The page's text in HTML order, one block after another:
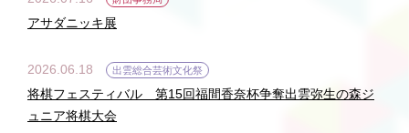
アサダニッキ展
2026.06.18 出雲総合芸術文化祭
将棋フェスティバル 第15回福間香奈杯争奪出雲弥生の森ジ
ュニア将棋大会